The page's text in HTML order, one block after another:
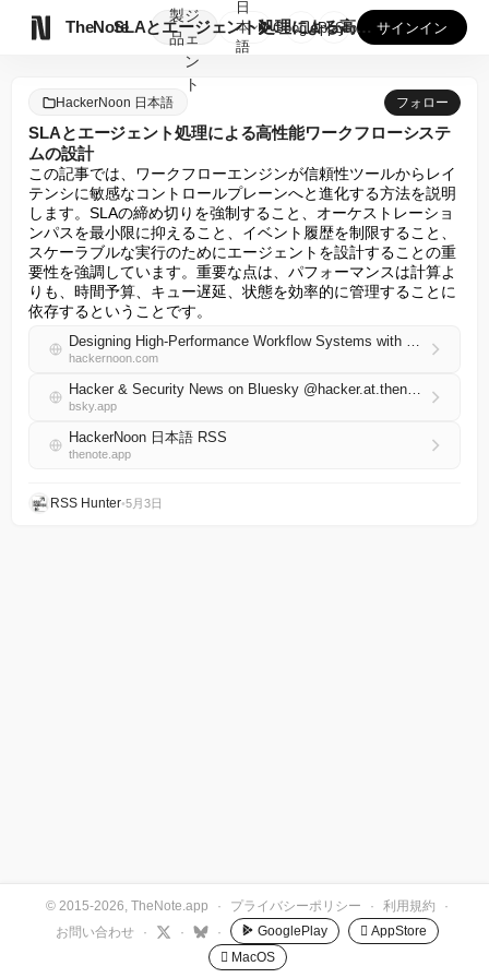
TheNote
製
品
ジ
ェ
ン
ト
SLAとエージェント処理による高性能ワークフローシステムの設...
日
本
語
GooglePlay
AppStore サインイン
HackerNoon 日本語 フォロー
SLAとエージェント処理による高性能ワークフローシステ
ムの設計
この記事では、ワークフローエンジンが信頼性ツールからレイ
テンシに敏感なコントロールプレーンへと進化する方法を説明
します。SLAの締め切りを強制すること、オーケストレーショ
ンパスを最小限に抑えること、イベント履歴を制限すること、
スケーラブルな実行のためにエージェントを設計することの重
要性を強調しています。重要な点は、パフォーマンスは計算よ
りも、時間予算、キュー遅延、状態を効率的に管理することに
依存するということです。
Designing High-Performance Workflow Systems with SLA and Agent Processing
hackernoon.com
Hacker & Security News on Bluesky @hacker.at.thenote.app
bsky.app
HackerNoon 日本語 RSS
thenote.app
RSS Hunter•5月3日
© 2015-2026, TheNote.app · プライバシーポリシー · 利用規約
·
お問い合わせ
· · · GooglePlay
 AppStore
 MacOS